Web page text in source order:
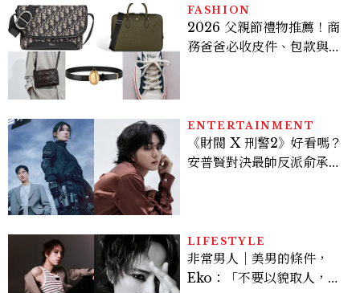
FASHION
2026 父親節禮物推薦！商
務爸爸必收皮件、包款與鞋
ENTERTAINMENT
《財閥 X 刑警2》好看嗎？
安普賢對決最帥反派俞承
多大？
LIFESTYLE
非常男人｜美男的條件，
Eko：「不要以貌取人，內